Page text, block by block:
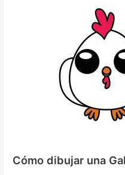
Cómo dibujar una